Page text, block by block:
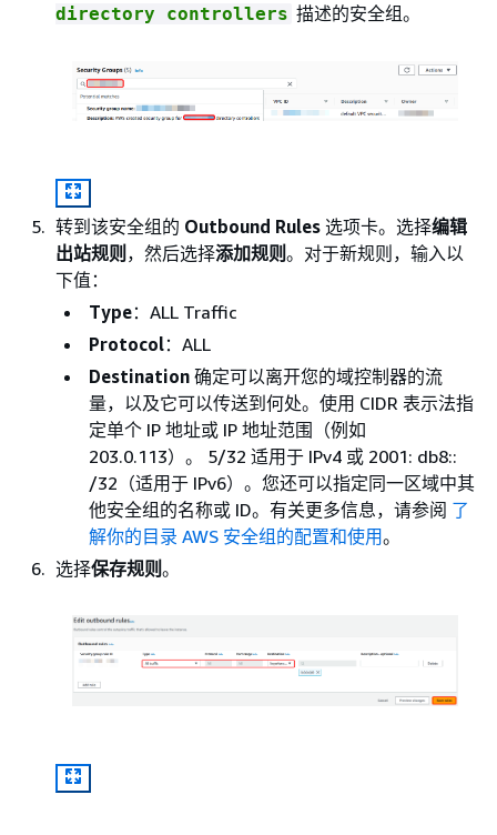
directory controllers 描述的安全组。
转到该安全组的 Outbound Rules 选项卡。选择编辑
出站规则 ，然后选择添加规则。对于新规则，输入以
下值：
Type：ALL Traffic
Protocol：ALL
Destination 确定可以离开您的域控制器的流
量，以及它可以传送到何处。使用 CIDR 表示法指
定单个 IP 地址或 IP 地址范围（例如
203.0.113）。 5/32 适用于 IPv4 或 2001: db8::
/32（适用于 IPv6）。您还可以指定同一区域中其
他安全组的名称或 ID。有关更多信息，请参阅 了
解你的目录 AWS 安全组的配置和使用。
选择保存规则。